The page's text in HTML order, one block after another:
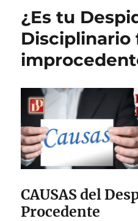
¿Es tu
Disciplinario
CAUSAS del
Procedente